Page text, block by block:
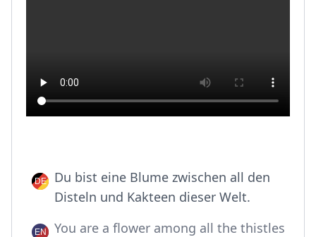
Du bist eine Blume zwischen all den
Disteln und Kakteen dieser Welt.
You are a flower among all the thistles